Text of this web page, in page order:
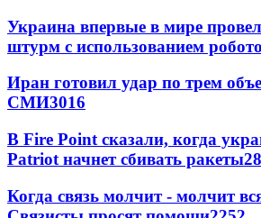
Украина впервые в мире
штурм с использованием
Иран готовил удар по трем
СМИ3016
В Fire Point сказали, когда
Patriot начнет сбивать ракеты
Когда связь молчит - молчит